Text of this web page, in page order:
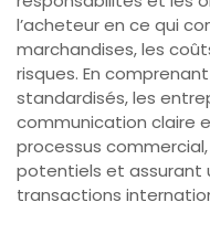
l’acheteur en ce qui
marchandises, les
risques. En
standardisés, les
communication claire
processus
potentiels et assurant
transactions